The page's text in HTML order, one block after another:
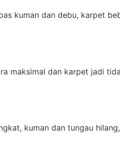
kuman dan debu, karpet
maksimal dan karpet jadi
kuman dan tungau